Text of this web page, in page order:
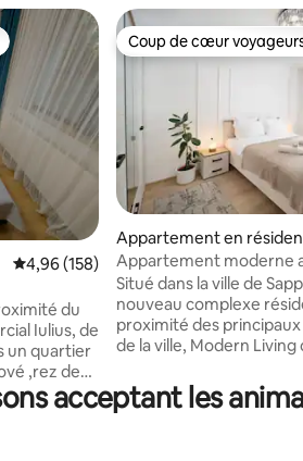
: 4,99 sur 5
plus appréciés
Évaluation moyenne sur la base de
4,96 (158)
du
Iulius, de
un quartier
,rez de
la rue -
-
Coup de cœur
Coup de cœur
Appartement en
Appartement moderne
privé gratuit
Situé dans la ville de
nouveau complexe
proximité des
de la ville, Modern
agréable et confortable. Il
minutes en taxi du
acceptant les